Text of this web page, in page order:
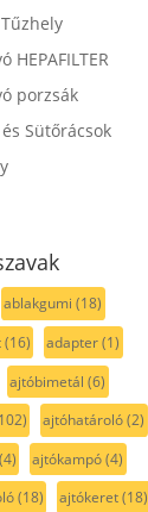
HEPAFILTER
porzsák
Sütőrácsok
ablakgumi (18)
(16) adapter(1)
ajtóbimetál (6)
ajtóhatároló(2)
ajtókampó(4)
(18) ajtókeret(18)